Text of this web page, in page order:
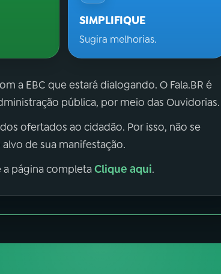
SIMPLIFIQUE
Sugira melhorias.
a EBC que estará dialogando. O Fala.BR é
pública, por meio das Ouvidorias.
ofertados ao cidadão. Por isso, não se
de sua manifestação.
a página completaClique aqui.